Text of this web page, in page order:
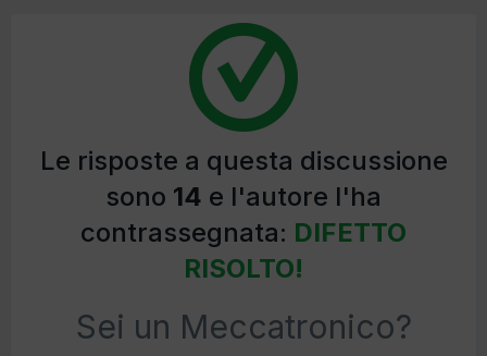
Le risposte a questa discussione
sono 14 e l'autore l'ha
contrassegnata: DIFETTO
RISOLTO!
Sei un Meccatronico?